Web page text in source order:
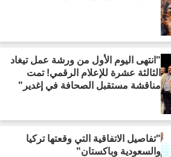
"انتهى اليوم الأول من ورشة عمل تيغاد
الثالثة عشرة للإعلام الرقمي! تمت
مناقشة مستقبل الصحافة في إغدير"
"تفاصيل الاتفاقية التي وقعتها تركيا
والسعودية وباكستان"